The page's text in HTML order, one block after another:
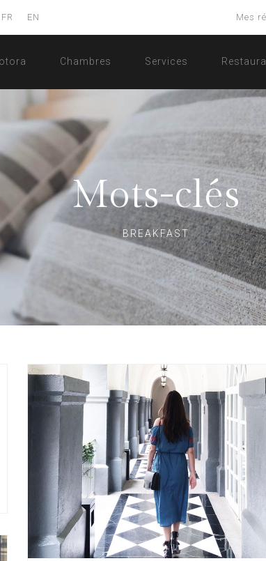
FR EN Mes
Chambres Services
Mots-clés
BREAKFAST